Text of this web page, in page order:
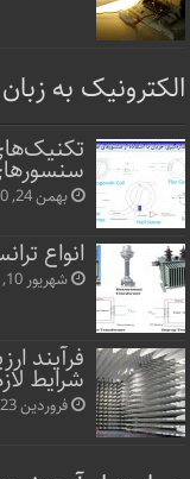
الکترونیک به
بهمن 24, 1400
انواع
شهریور 10, 1400
فرآیند
شرایط
فروردین 23, 1400